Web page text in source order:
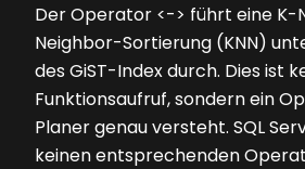
Der Operator <-> führt eine K-
Neighbor-Sortierung (KNN)
des GiST-Index durch. Dies ist
Funktionsaufruf, sondern ein
Planer genau versteht. SQL
keinen entsprechenden